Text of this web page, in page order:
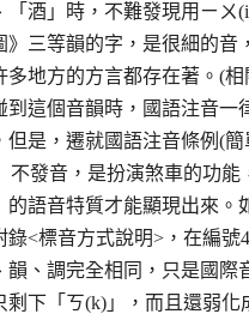
「酒」時，不難發現用ㄧ
》三等韻的字，是很細的
多地方的方言都存在著。(
到這個音韻時，國語注音一
但是，遷就國語注音條例(
不發音，是扮演煞車的功
的語音特質才能顯現出來。
錄<標音方式說明>，在編
韻、調完全相同，只是國
剩下「ㄎ(k)」，而且還弱